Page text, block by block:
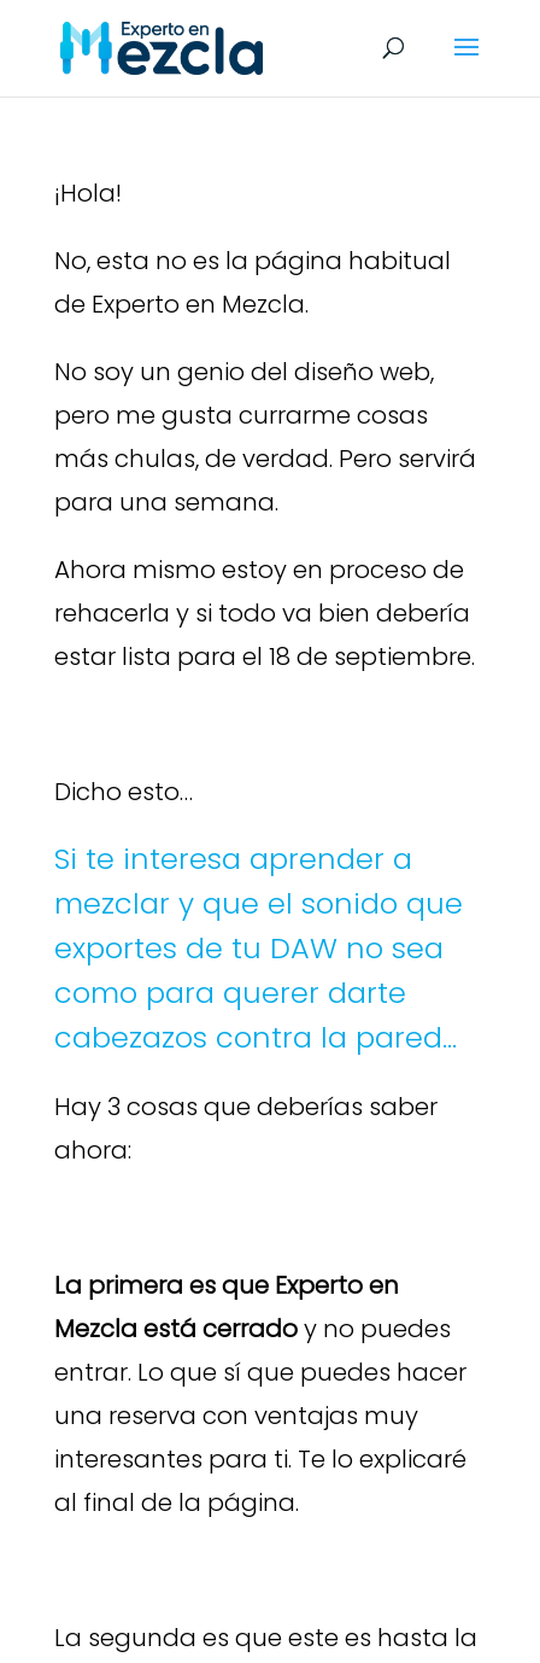
¡Hola!
No, esta no es la página habitual
de Experto en Mezcla.
No soy un genio del diseño web,
pero me gusta currarme cosas
más chulas, de verdad. Pero servirá
para una semana.
Ahora mismo estoy en proceso de
rehacerla y si todo va bien debería
estar lista para el 18 de septiembre.
Dicho esto…
Si te interesa aprender a
mezclar y que el sonido que
exportes de tu DAW no sea
como para querer darte
cabezazos contra la pared…
Hay 3 cosas que deberías saber
ahora:
La primera es que Experto en
Mezcla está cerradoy no puedes
entrar. Lo que sí que puedes hacer
una reserva con ventajas muy
interesantes para ti. Te lo explicaré
al final de la página.
La segunda es que este es hasta la